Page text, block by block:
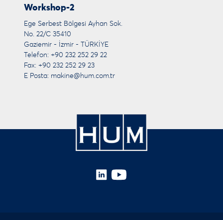
Workshop-2
Ege Serbest Bölgesi Ayhan Sok.
No. 22/C 35410
Gaziemir - İzmir - TÜRKİYE
Telefon: +90 232 252 29 22
Fax: +90 232 252 29 23
E Posta: makine@hum.com.tr